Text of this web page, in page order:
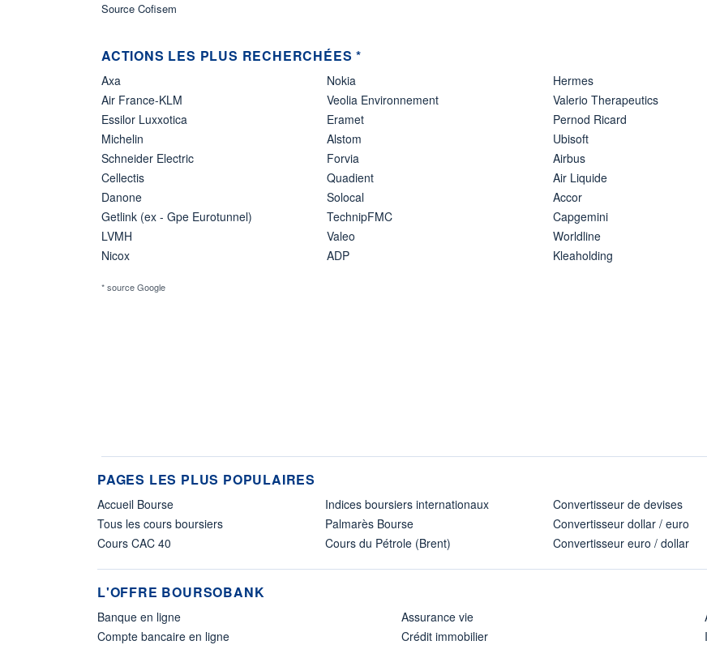
Source Cofisem
ACTIONS LES PLUS RECHERCHÉES *
Axa
Air France-KLM
Essilor Luxxotica
Michelin
Schneider Electric
Cellectis
Danone
Getlink (ex - Gpe Eurotunnel)
LVMH
Nicox
Nokia
Veolia Environnement
Eramet
Alstom
Forvia
Quadient
Solocal
TechnipFMC
Valeo
ADP
Hermes
Valerio Therapeutics
Pernod Ricard
Ubisoft
Airbus
Air Liquide
Accor
Capgemini
Worldline
Kleaholding
* source Google
PAGES LES PLUS POPULAIRES
Accueil Bourse
Tous les cours boursiers
Cours CAC 40
Indices boursiers internationaux
Palmarès Bourse
Cours du Pétrole (Brent)
Convertisseur de devises
Convertisseur dollar / euro
Convertisseur euro / dollar
L'OFFRE BOURSOBANK
Banque en ligne
Compte bancaire en ligne
Assurance vie
Crédit immobilier